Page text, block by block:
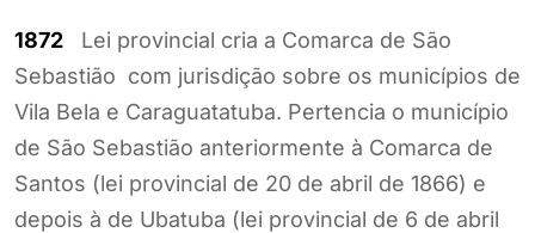
1872 Lei provincial cria a Comarca de São
Sebastião com jurisdição sobre os municípios de
Vila Bela e Caraguatatuba. Pertencia o município
de São Sebastião anteriormente à Comarca de
Santos (lei provincial de 20 de abril de 1866) e
depois à de Ubatuba (lei provincial de 6 de abril